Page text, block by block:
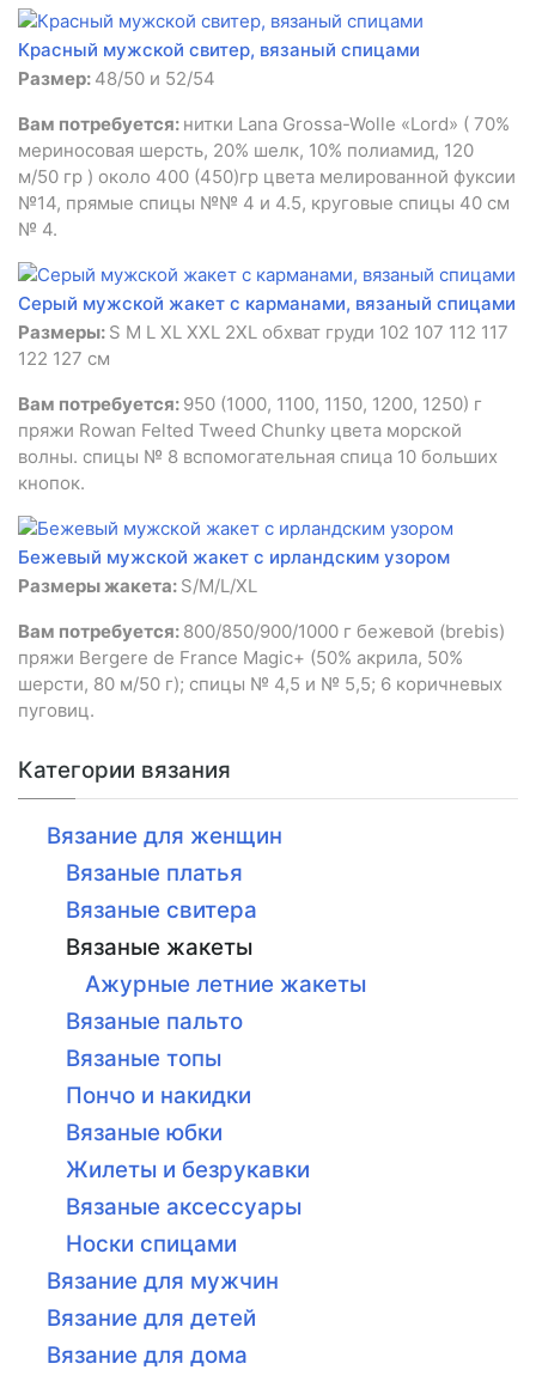
Красный мужской свитер, вязаный спицами
Размер: 48/50 и 52/54
Вам потребуется: нитки Lana Grossa-Wolle «Lord» ( 70%
мериносовая шерсть, 20% шелк, 10% полиамид, 120
м/50 гр ) около 400 (450)гр цвета мелированной фуксии
№14, прямые спицы №№ 4 и 4.5, круговые спицы 40 см
№ 4.
Серый мужской жакет с карманами, вязаный спицами
Размеры: S M L XL XXL 2XL обхват груди 102 107 112 117
122 127 см
Вам потребуется: 950 (1000, 1100, 1150, 1200, 1250) г
пряжи Rowan Felted Tweed Chunky цвета морской
волны. спицы № 8 вспомогательная спица 10 больших
кнопок.
Бежевый мужской жакет с ирландским узором
Размеры жакета: S/M/L/XL
Вам потребуется: 800/850/900/1000 г бежевой (brebis)
пряжи Bergere de France Magic+ (50% акрила, 50%
шерсти, 80 м/50 г); спицы № 4,5 и № 5,5; 6 коричневых
пуговиц.
Категории вязания
Вязание для женщин
Вязаные платья
Вязаные свитера
Вязаные жакеты
Ажурные летние жакеты
Вязаные пальто
Вязаные топы
Пончо и накидки
Вязаные юбки
Жилеты и безрукавки
Вязаные аксессуары
Носки спицами
Вязание для мужчин
Вязание для детей
Вязание для дома